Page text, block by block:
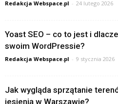
Redakcja Webspace.pl - 24 lutego 2026
Yoast SEO – co to jest i
swoim WordPressie?
Redakcja Webspace.pl - 9 stycznia 2026
Jak wygląda sprzątanie
jesienią w Warszawie?